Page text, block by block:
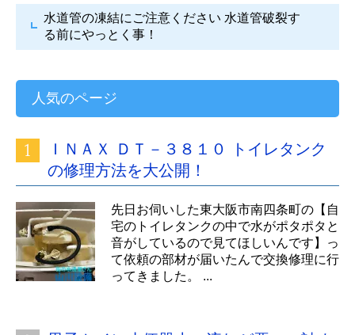
水道管の凍結にご注意ください 水道管破裂す
る前にやっとく事！
人気のページ
ＩＮＡＸ ＤＴ－３８１０ トイレタンク
の修理方法を大公開！
先日お伺いした東大阪市南四条町の【自
宅のトイレタンクの中で水がポタポタと
音がしているので見てほしいんです】っ
て依頼の部材が届いたんで交換修理に行
ってきました。 ...